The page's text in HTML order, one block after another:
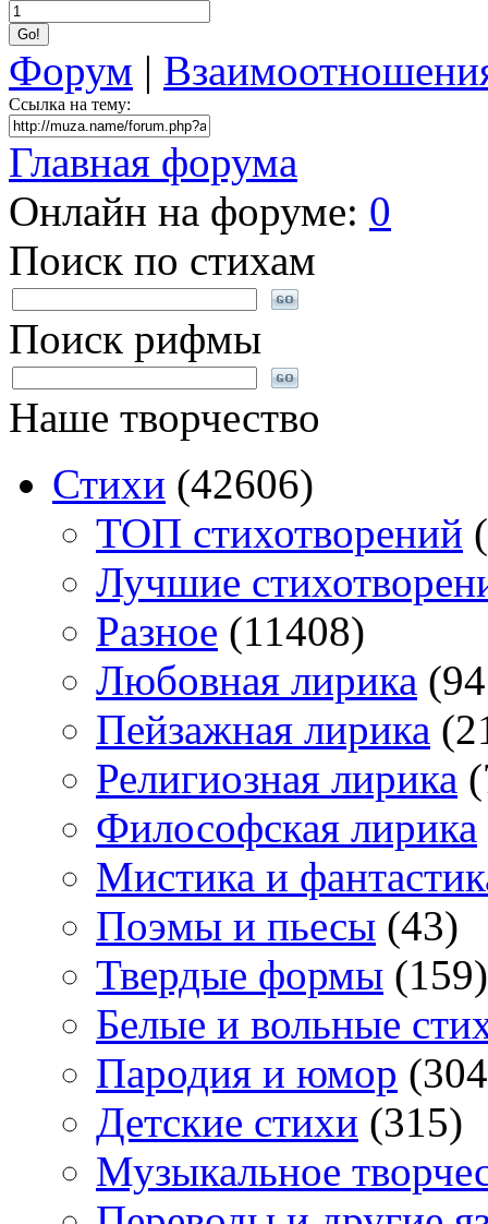
Форум |
Ссылка на тему:
Главная форума
Онлайн на форуме: 0
Поиск по стихам
Поиск рифмы
Наше творчество
Стихи (42606)
TOП стихотворений
Лучшие
Разное (11408)
Любовная лирика
Пейзажная лирика
Религиозная лирика
Философская лирика
Мистика и
Поэмы и пьесы (43)
Твердые формы (159)
Белые и вольные
Пародия и юмор
Детские стихи (315)
Музыкальное